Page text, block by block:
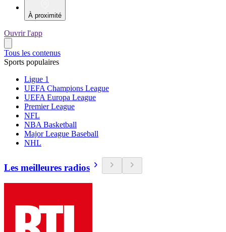
À proximité
Ouvrir l'app
Tous les contenus
Sports populaires
Ligue 1
UEFA Champions League
UEFA Europa League
Premier League
NFL
NBA Basketball
Major League Baseball
NHL
Les meilleures radios